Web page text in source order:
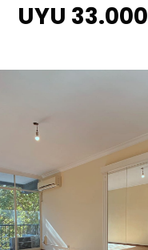
UYU 33.000